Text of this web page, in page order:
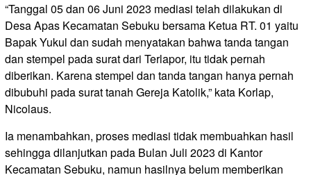
“Tanggal 05 dan 06 Juni 2023 mediasi telah dilakukan di
Desa Apas Kecamatan Sebuku bersama Ketua RT. 01 yaitu
Bapak Yukul dan sudah menyatakan bahwa tanda tangan
dan stempel pada surat dari Terlapor, itu tidak pernah
diberikan. Karena stempel dan tanda tangan hanya pernah
dibubuhi pada surat tanah Gereja Katolik,” kata Korlap,
Nicolaus.
Ia menambahkan, proses mediasi tidak membuahkan hasil
sehingga dilanjutkan pada Bulan Juli 2023 di Kantor
Kecamatan Sebuku, namun hasilnya belum memberikan